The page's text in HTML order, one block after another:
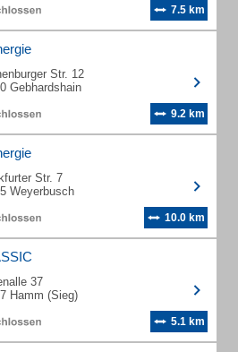
7.5 km
Str. 12
Gebhardshain
9.2 km
Str. 7
Weyerbusch
10.0 km
37
Hamm (Sieg)
5.1 km